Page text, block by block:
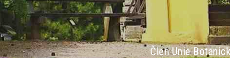
Člen Unie